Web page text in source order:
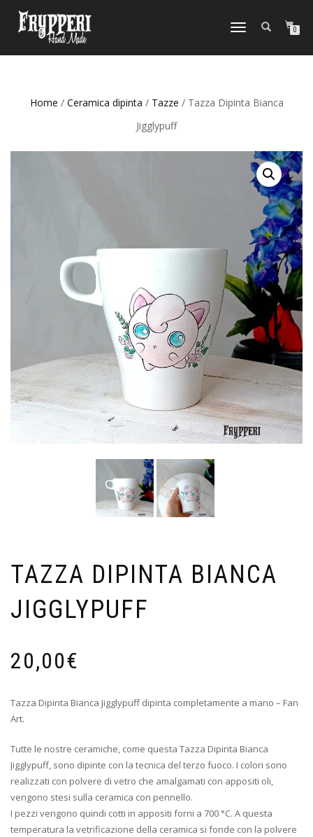
NAVIGAZIONE
0
Home / Ceramica dipinta / Tazze / Tazza Dipinta Bianca
Jigglypuff
TAZZA DIPINTA BIANCA
JIGGLYPUFF
20,00€
Tazza Dipinta Bianca Jigglypuff dipinta completamente a mano – Fan
Art.
Tutte le nostre ceramiche, come questa Tazza Dipinta Bianca
Jigglypuff, sono dipinte con la tecnica del terzo fuoco. I colori sono
realizzati con polvere di vetro che amalgamati con appositi oli,
vengono stesi sulla ceramica con pennello.
I pezzi vengono quindi cotti in appositi forni a 700 °C. A questa
temperatura la vetrificazione della ceramica si fonde con la polvere